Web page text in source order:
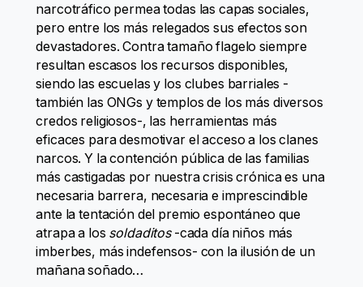
narcotráfico permea todas las capas sociales,
pero entre los más relegados sus efectos son
devastadores. Contra tamaño flagelo siempre
resultan escasos los recursos disponibles,
siendo las escuelas y los clubes barriales -
también las ONGs y templos de los más diversos
credos religiosos-, las herramientas más
eficaces para desmotivar el acceso a los clanes
narcos. Y la contención pública de las familias
más castigadas por nuestra crisis crónica es una
necesaria barrera, necesaria e imprescindible
ante la tentación del premio espontáneo que
atrapa a los soldaditos -cada día niños más
imberbes, más indefensos- con la ilusión de un
mañana soñado…